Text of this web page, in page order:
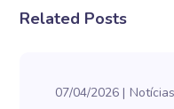
Related Posts
07/04/2026 Notícias